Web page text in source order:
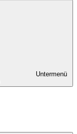
Untermenü